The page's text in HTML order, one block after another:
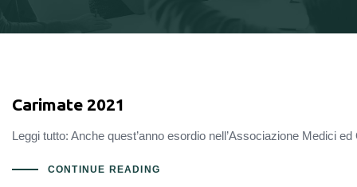
Carimate 2021
Leggi tutto: Anche quest’anno esordio nell’Associazione Medici
CONTINUE READING